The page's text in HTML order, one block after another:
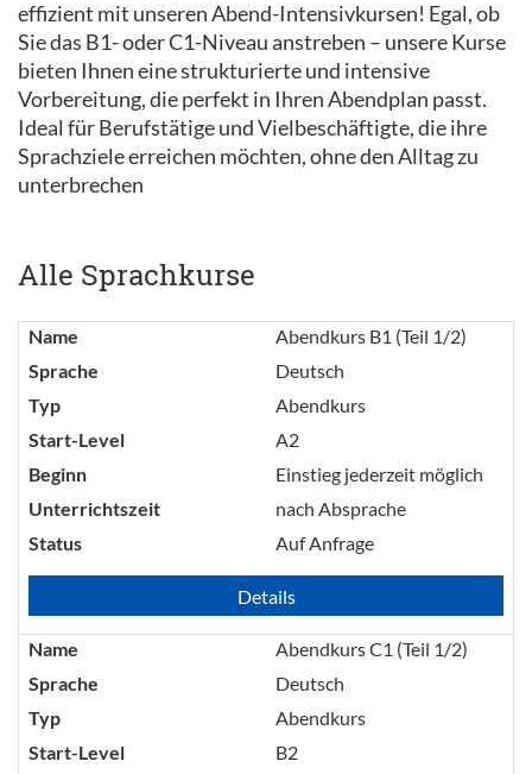
effizient mit unseren Abend-Intensivkursen! Egal, ob
Sie das B1- oder C1-Niveau anstreben – unsere Kurse
bieten Ihnen eine strukturierte und intensive
Vorbereitung, die perfekt in Ihren Abendplan passt.
Ideal für Berufstätige und Vielbeschäftigte, die ihre
Sprachziele erreichen möchten, ohne den Alltag zu
unterbrechen
Alle Sprachkurse
Name
Abendkurs B1 (Teil 1/2)
Sprache
Deutsch
Typ
Abendkurs
Start-Level
A2
Beginn
Einstieg jederzeit möglich
Unterrichtszeit
nach Absprache
Status
Auf Anfrage
Details
Name
Abendkurs C1 (Teil 1/2)
Sprache
Deutsch
Typ
Abendkurs
Start-Level
B2